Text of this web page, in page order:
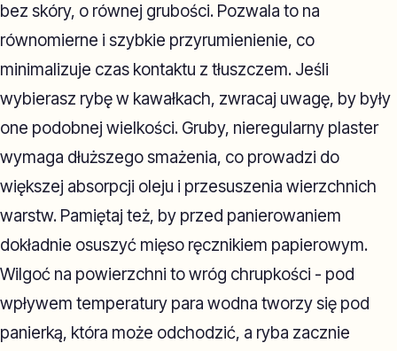
bez skóry, o równej grubości. Pozwala to na
równomierne i szybkie przyrumienienie, co
minimalizuje czas kontaktu z tłuszczem. Jeśli
wybierasz rybę w kawałkach, zwracaj uwagę, by były
one podobnej wielkości. Gruby, nieregularny plaster
wymaga dłuższego smażenia, co prowadzi do
większej absorpcji oleju i przesuszenia wierzchnich
warstw. Pamiętaj też, by przed panierowaniem
dokładnie osuszyć mięso ręcznikiem papierowym.
Wilgoć na powierzchni to wróg chrupkości - pod
wpływem temperatury para wodna tworzy się pod
panierką, która może odchodzić, a ryba zacznie